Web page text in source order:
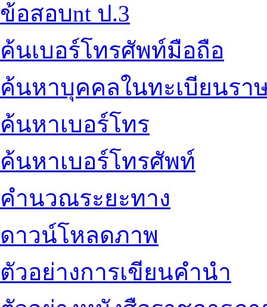
ข้อสอบnt ป.3
ค้นเบอร์โทรศัพท์มือถือ
ค้นหาบุคคลในทะเบียนรา
ค้นหาเบอร์โทร
ค้นหาเบอร์โทรศัพท์
คำนวณระยะทาง
ดาวน์โหลดภาพ
ตัวอย่างการเขียนคำนำ